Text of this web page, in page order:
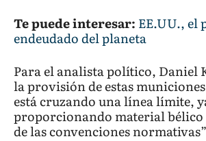
Te puede interesar: EE.UU., el
endeudado del planeta
Para el analista político, Daniel
la provisión de estas
está cruzando una línea límite,
proporcionando material bélico
de las convenciones